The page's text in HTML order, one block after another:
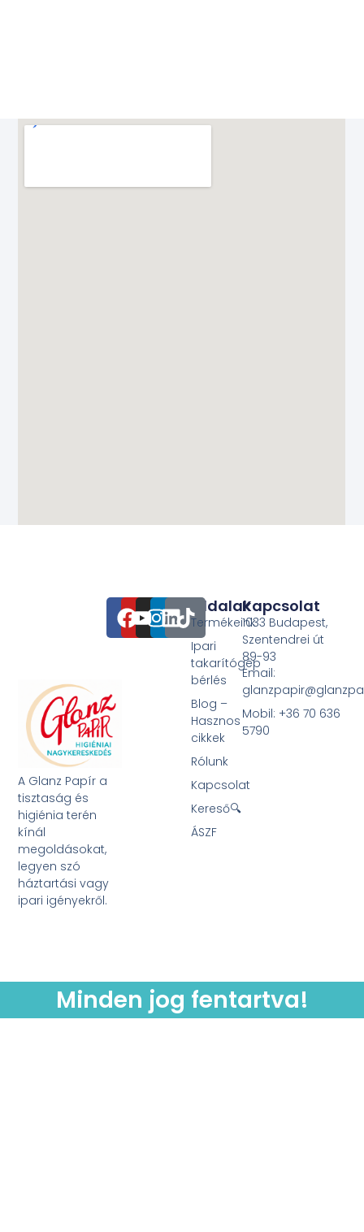
A Glanz Papír a
tisztaság és
higiénia terén
kínál
megoldásokat,
legyen szó
háztartási vagy
ipari igényekről.
Oldalak
Termékeink
Ipari
takarítógép
bérlés
Blog –
Hasznos
cikkek
Rólunk
Kapcsolat
Kereső🔍
ÁSZF
Kapcsolat
1033 Budapest,
Szentendrei út
89-93
Email:
Mobil: +36 70 636
5790
Minden jog fentartva!